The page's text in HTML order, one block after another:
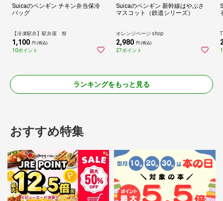
Suicaのペンギン チキン弁当保冷
バッグ
【冷凍駅弁】駅弁屋 祭
1,100 円 (税込)
10ポイント
Suicaのペンギン 新幹線はやぶさ
マスコット（鉄道シリーズ）
オレンジページ shop
2,980 円 (税込)
27ポイント
ランキングをもっと見る
おすすめ特集